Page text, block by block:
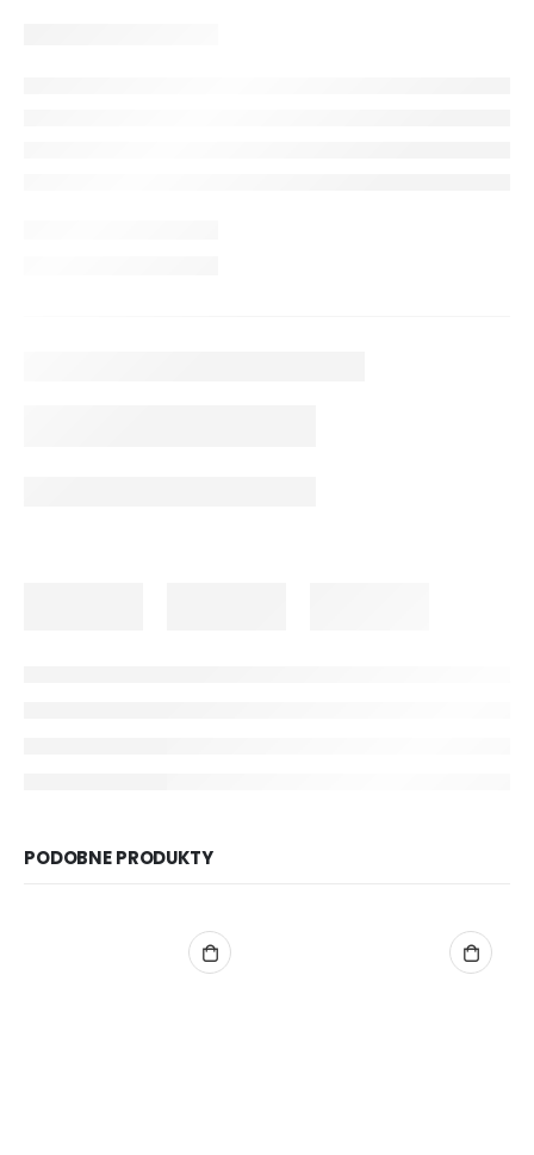
PODOBNE PRODUKTY